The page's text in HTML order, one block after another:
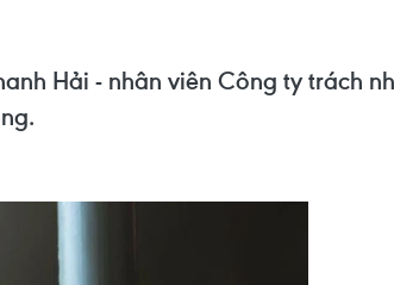
Hải - nhân viên Công ty trách